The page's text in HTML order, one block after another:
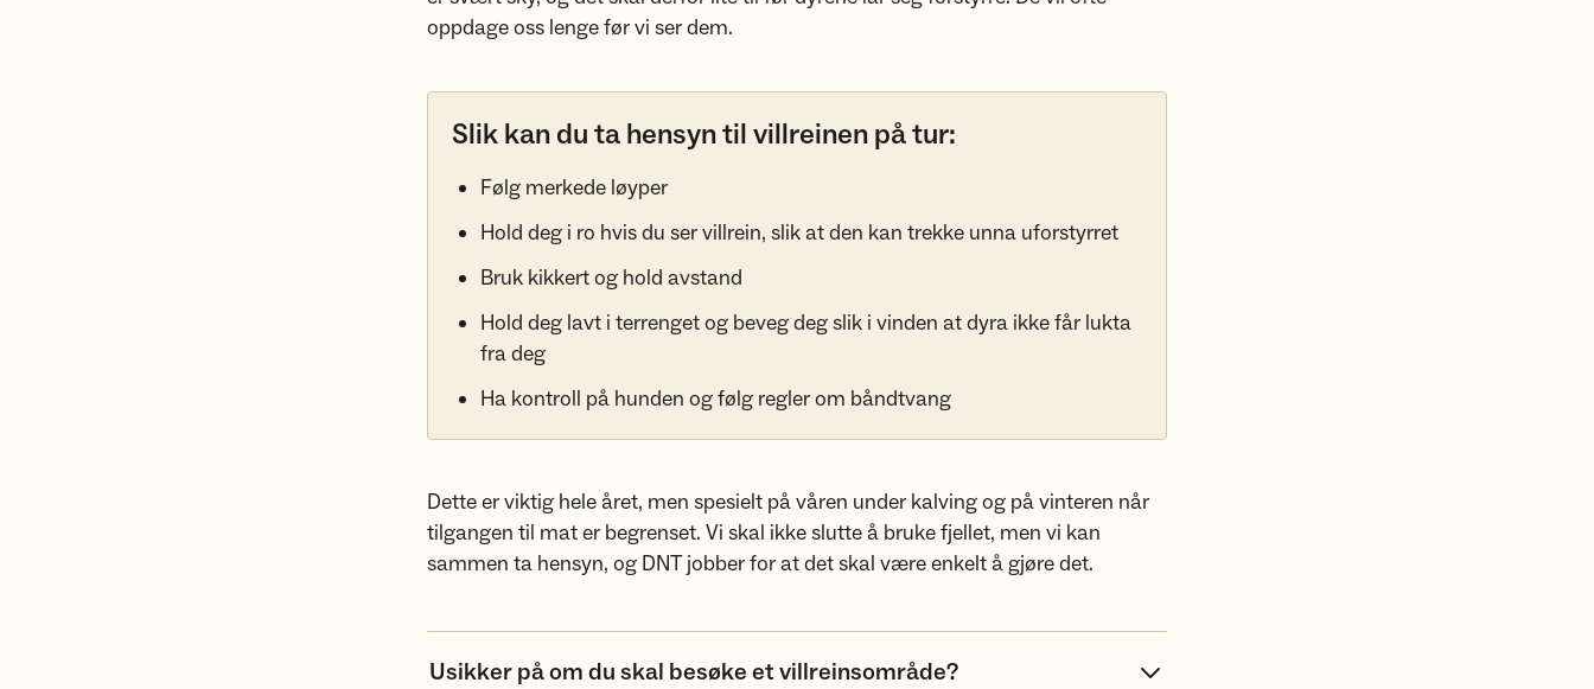
oppdage oss lenge før vi ser dem.
Slik kan du ta hensyn til villreinen på tur:
Følg merkede løyper
Hold deg i ro hvis du ser villrein, slik at den kan trekke unna uforstyrret
Bruk kikkert og hold avstand
Hold deg lavt i terrenget og beveg deg slik i vinden at dyra ikke får lukta
fra deg
Ha kontroll på hunden og følg regler om båndtvang
Dette er viktig hele året, men spesielt på våren under kalving og på vinteren når
tilgangen til mat er begrenset. Vi skal ikke slutte å bruke fjellet, men vi kan
sammen ta hensyn, og DNT jobber for at det skal være enkelt å gjøre det.
Usikker på om du skal besøke et villreinsområde?